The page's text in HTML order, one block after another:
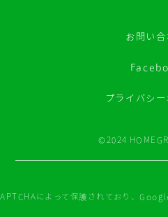
お問い合
プライバシ
©2024
によって保護されており、